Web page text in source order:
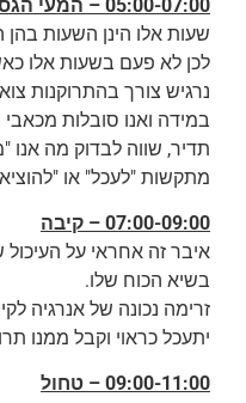
05:00-07:00 – המעי הגס
שעות אלו הינן השעות
לכן לא פעם בשעות אלו
נרגיש צורך בהתרוקנות
במידה ואנו סובלות
תדיר, שווה לבדוק מה אנו
מתקשות "לעכל" או
07:00-09:00 – קיבה
איבר זה אחראי על העיכול
בשיא הכוח שלו.
זרימה נכונה של אנרגיה
יתעכל כראוי וקבל ממנו
09:00-11:00 – טחול